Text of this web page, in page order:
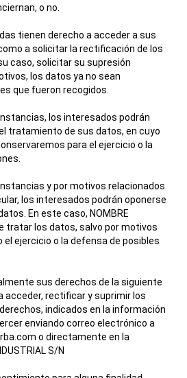
o no.
tienen derecho a acceder a sus
a solicitar la rectificación de los
caso, solicitar su supresión
los datos ya no sean
que fueron recogidos.
los interesados podrán
tratamiento de sus datos, en cuyo
para el ejercicio o la
y por motivos relacionados
los interesados podrán oponerse
En este caso, NOMBRE
tratar los datos, salvo por motivos
el ejercicio o la defensa de posibles
sus derechos de la siguiente
acceder, rectificar y suprimir los
indicados en la información
enviando correo electrónico a
o directamente en la
S/N